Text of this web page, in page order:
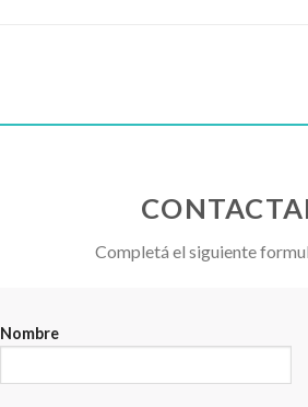
Completá el siguiente
Nombre